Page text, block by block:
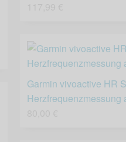
Garmin vivoactive HR
Herzfrequenzmessung